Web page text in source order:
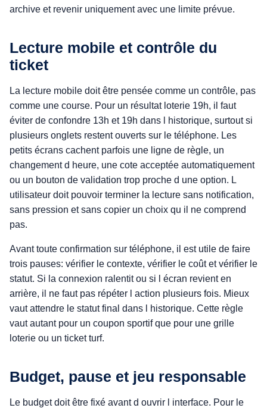
archive et revenir uniquement avec une limite prévue.
Lecture mobile et contrôle du
ticket
La lecture mobile doit être pensée comme un contrôle, pas
comme une course. Pour un résultat loterie 19h, il faut
éviter de confondre 13h et 19h dans l historique, surtout si
plusieurs onglets restent ouverts sur le téléphone. Les
petits écrans cachent parfois une ligne de règle, un
changement d heure, une cote acceptée automatiquement
ou un bouton de validation trop proche d une option. L
utilisateur doit pouvoir terminer la lecture sans notification,
sans pression et sans copier un choix qu il ne comprend
pas.
Avant toute confirmation sur téléphone, il est utile de faire
trois pauses: vérifier le contexte, vérifier le coût et vérifier le
statut. Si la connexion ralentit ou si l écran revient en
arrière, il ne faut pas répéter l action plusieurs fois. Mieux
vaut attendre le statut final dans l historique. Cette règle
vaut autant pour un coupon sportif que pour une grille
loterie ou un ticket turf.
Budget, pause et jeu responsable
Le budget doit être fixé avant d ouvrir l interface. Pour le